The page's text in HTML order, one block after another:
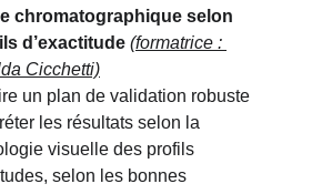
chromatographique selon
d’exactitude (formatrice :
Cicchetti)
un plan de validation robuste
les résultats selon la
visuelle des profils
selon les bonnes